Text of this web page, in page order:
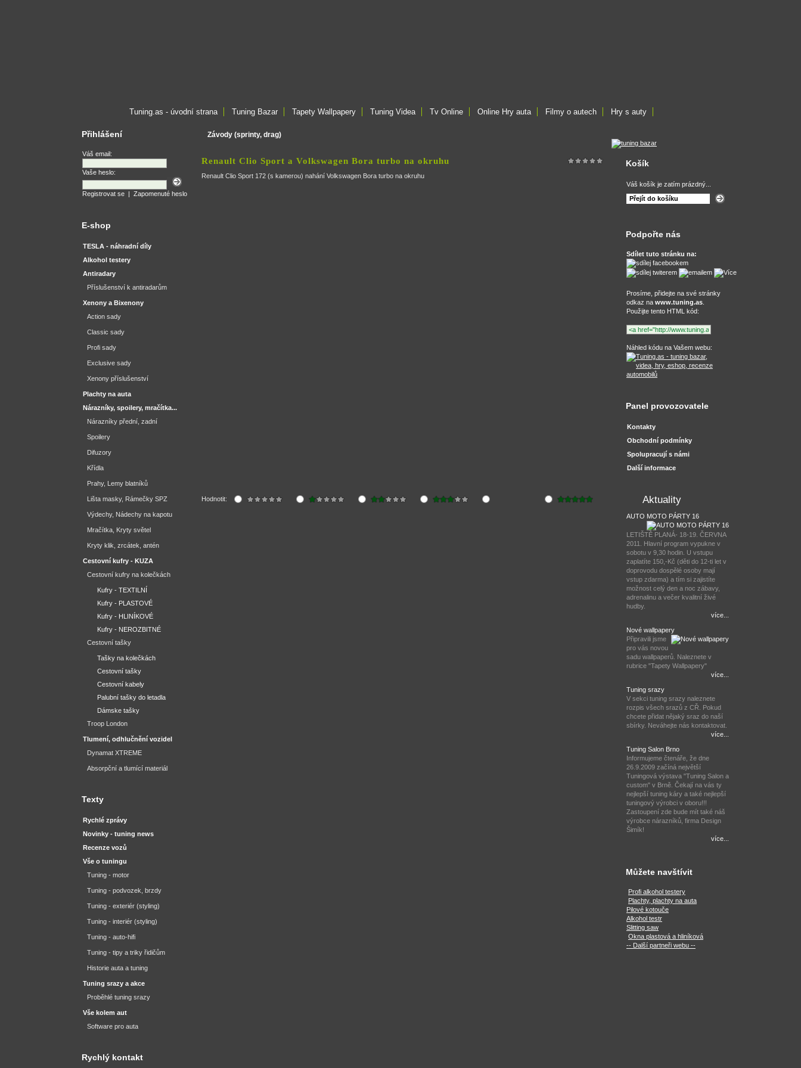
Tuning.as - úvodní strana Tuning Bazar Tapety Wallpapery Tuning Videa Tv Online Online Hry auta Filmy o autech Hry s auty
Závody (sprinty, drag)
Renault Clio Sport a Volkswagen Bora turbo na okruhu
Renault Clio Sport 172 (s kamerou) nahání Volkswagen Bora turbo na okruhu
Hodnotit:
Přihlášení
Váš email:
Vaše heslo:
Registrovat se | Zapomenuté heslo
E-shop
TESLA - náhradní díly
Alkohol testery
Antiradary
Příslušenství k antiradarům
Xenony a Bixenony
Action sady
Classic sady
Profi sady
Exclusive sady
Xenony příslušenství
Plachty na auta
Nárazníky, spoilery, mračítka...
Nárazníky přední, zadní
Spoilery
Difuzory
Křídla
Prahy, Lemy blatníků
Lišta masky, Rámečky SPZ
Výdechy, Nádechy na kapotu
Mračítka, Kryty světel
Kryty klik, zrcátek, antén
Cestovní kufry - KUZA
Cestovní kufry na kolečkách
Kufry - TEXTILNÍ
Kufry - PLASTOVÉ
Kufry - HLINÍKOVÉ
Kufry - NEROZBITNÉ
Cestovní tašky
Tašky na kolečkách
Cestovní tašky
Cestovní kabely
Palubní tašky do letadla
Dámske tašky
Troop London
Tlumení, odhlučnění vozidel
Dynamat XTREME
Absorpční a tlumící materiál
Texty
Rychlé zprávy
Novinky - tuning news
Recenze vozů
Vše o tuningu
Tuning - motor
Tuning - podvozek, brzdy
Tuning - exteriér (styling)
Tuning - interiér (styling)
Tuning - auto-hifi
Tuning - tipy a triky řidičům
Historie auta a tuning
Tuning srazy a akce
Proběhlé tuning srazy
Vše kolem aut
Software pro auta
Rychlý kontakt
Košík
Váš košík je zatím prázdný...
Přejít do košíku
Podpořte nás
Sdílet tuto stránku na:
Prosíme, přidejte na své stránky
odkaz na www.tuning.as
Použijte tento HTML kód:
Náhled kódu na Vašem webu:
Panel provozovatele
Kontakty
Obchodní podmínky
Spolupracují s námi
Další informace
Aktuality
AUTO MOTO PÁRTY 16
LETIŠTĚ PLANÁ- 18-19. ČERVNA
2011. Hlavní program vypukne v
sobotu v 9,30 hodin. U vstupu
zaplatíte 150,-Kč (děti do 12-ti let v
doprovodu dospělé osoby mají
vstup zdarma) a tím si zajistíte
možnost celý den a noc zábavy,
adrenalinu a večer kvalitní živé
hudby.
více...
Nové wallpapery
Připravili jsme
pro vás novou
sadu wallpaperů. Naleznete v
rubrice "Tapety Wallpapery"
více...
Tuning srazy
V sekci tuning srazy naleznete
rozpis všech srazů z CŘ. Pokud
chcete přidat nějaký sraz do naší
sbírky. Neváhejte nás kontaktovat.
více...
Tuning Salon Brno
Informujeme čtenáře, že dne
26.9.2009 začíná největší
Tuningová výstava "Tuning Salon a
custom" v Brně. Čekají na vás ty
nejlepší tuning káry a také nejlepší
tuningový výrobci v oboru!!!
Zastoupení zde bude mít také náš
výrobce nárazníků, firma Design
Šimík!
více...
Můžete navštívit
Profi alkohol testery
Plachty, plachty na auta
Pilové kotouče
Alkohol testr
Slitting saw
Okna plastová a hliníková
-- Další partneři webu --